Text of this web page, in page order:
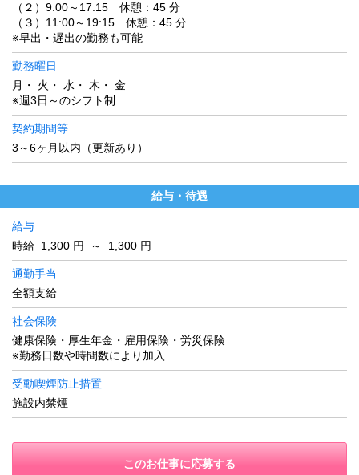
（２）9:00～17:15 休憩：45 分
（３）11:00～19:15 休憩：45 分
※早出・遅出の勤務も可能
勤務曜日
月・ 火・ 水・ 木・ 金
※週3日～のシフト制
契約期間等
3～6ヶ月以内（更新あり）
給与・待遇
給与
時給 1,300 円 ～ 1,300 円
通勤手当
全額支給
社会保険
健康保険・厚生年金・雇用保険・労災保険
※勤務日数や時間数により加入
受動喫煙防止措置
施設内禁煙
このお仕事に応募する